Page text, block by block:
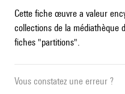
Cette fiche œuvre a valeur
collections de la médiathèque
fiches "partitions".
Vous constatez une erreur ?